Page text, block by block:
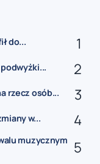
do...
rzecz osób...
w...
muzycznym